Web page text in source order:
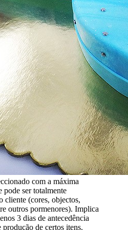
com a máxima
pode ser totalmente
cliente (cores, objectos,
outros pormenores). Implica
3 dias de antecedência
produção de certos itens.